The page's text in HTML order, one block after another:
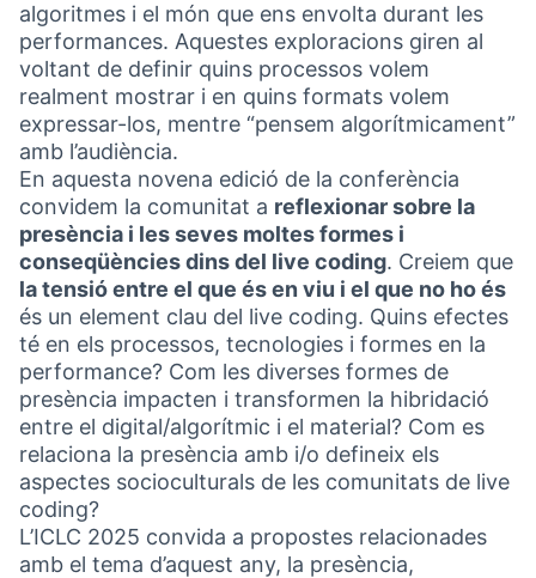
algoritmes i el món que ens envolta durant les
performances. Aquestes exploracions giren al
voltant de definir quins processos volem
realment mostrar i en quins formats volem
expressar-los, mentre “pensem algorítmicament”
amb l’audiència.
En aquesta novena edició de la conferència
convidem la comunitat a reflexionar sobre la
presència i les seves moltes formes i
conseqüències dins del live coding. Creiem que
la tensió entre el que és en viu i el que no ho és
és un element clau del live coding. Quins efectes
té en els processos, tecnologies i formes en la
performance? Com les diverses formes de
presència impacten i transformen la hibridació
entre el digital/algorítmic i el material? Com es
relaciona la presència amb i/o defineix els
aspectes socioculturals de les comunitats de live
coding?
L’ICLC 2025 convida a propostes relacionades
amb el tema d’aquest any, la presència,